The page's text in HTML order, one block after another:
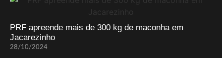
PRF apreende mais de 300 kg de maconha em
Jacarezinho
28/10/2024